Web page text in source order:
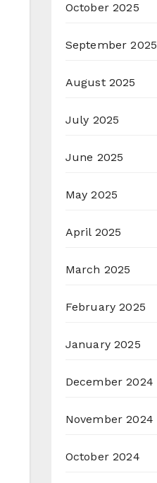
October 2025
September 2025
August 2025
July 2025
June 2025
May 2025
April 2025
March 2025
February 2025
January 2025
December 2024
November 2024
October 2024